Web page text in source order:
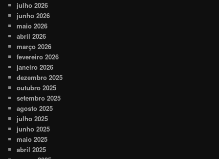
julho 2026
junho 2026
maio 2026
abril 2026
março 2026
fevereiro 2026
janeiro 2026
dezembro 2025
outubro 2025
setembro 2025
agosto 2025
julho 2025
junho 2025
maio 2025
abril 2025